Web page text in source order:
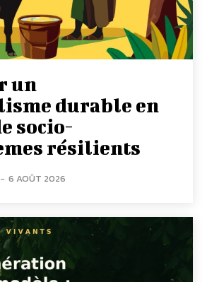
un
durable en
socio-
résilients
- 6 AOÛT 2026